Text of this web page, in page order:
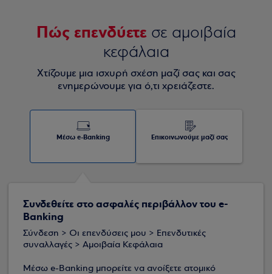
Πώς επενδύετεσε αμοιβαία
κεφάλαια
Χτίζουμε μια ισχυρή σχέση μαζί σας και σας
ενημερώνουμε για ό,τι χρειάζεστε.
Μέσω e-Banking Επικοινωνούμε μαζί σας
Συνδεθείτε στο ασφαλές περιβάλλον του e-
Banking
Σύνδεση > Οι επενδύσεις μου > Επενδυτικές
συναλλαγές > Αμοιβαία Κεφάλαια
Μέσω e-Banking μπορείτε να ανοίξετε ατομικό